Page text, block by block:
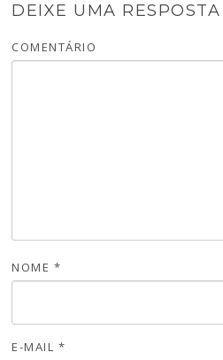
DEIXE UMA RESPOSTA
COMENTÁRIO
NOME *
E-MAIL *